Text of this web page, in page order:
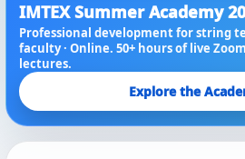
IMTEX Summer Academy
Professional development for string
faculty · Online. 50+ hours of live
lectures.
Explore the